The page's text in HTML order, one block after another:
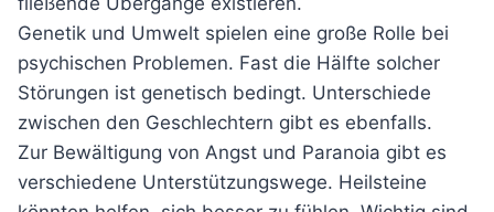
Genetik und Umwelt spielen eine große Rolle bei
psychischen Problemen. Fast die Hälfte solcher
Störungen ist genetisch bedingt. Unterschiede
zwischen den Geschlechtern gibt es ebenfalls.
Zur Bewältigung von Angst und Paranoia gibt es
verschiedene Unterstützungswege. Heilsteine